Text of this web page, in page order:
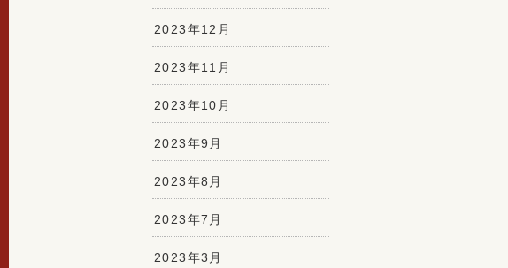
2023年12月
2023年11月
2023年10月
2023年9月
2023年8月
2023年7月
2023年3月